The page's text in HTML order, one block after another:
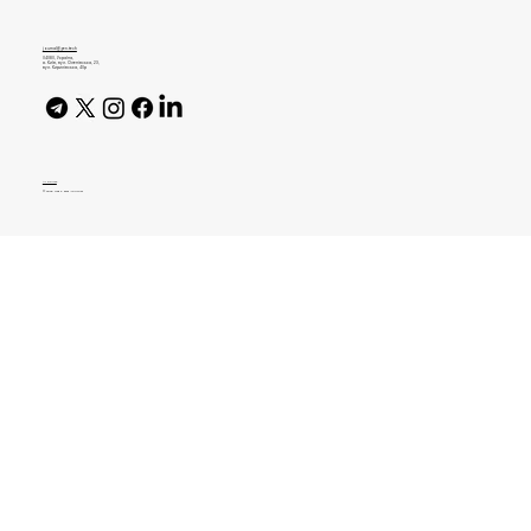
journal@gen.tech
04080, Україна,
м. Київ, вул. Оленівська, 23,​
вул. Кирилівська, 40р
AI Policy
© 2026 High Bar Journal